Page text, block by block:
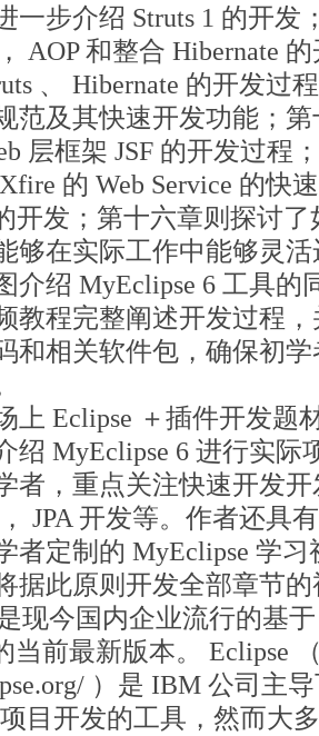
一步介绍 Struts 1 的开发
AOP 和整合 Hibernate
、 Hibernate 的开发过
范及其快速开发功能；第
层框架 JSF 的开发过程
的 Web Service 的快
开发；第十六章则探讨
够在实际工作中能够灵
介绍 MyEclipse 6 工具的
教程完整阐述开发过程
和相关软件包，确保初
上 Eclipse ＋插件开发题
绍 MyEclipse 6 进行实际
者，重点关注快速开发
JPA 开发等。作者还具
者定制的 MyEclipse 学
据此原则开发全部章节
现今国内企业流行的基
当前最新版本。 Eclipse
）是 IBM 公司主
项目开发的工具，然而大